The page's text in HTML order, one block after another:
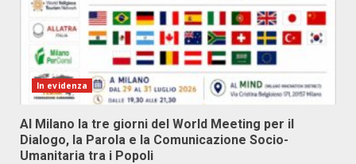
In evidenza
Al Milano la tre giorni del World Meeting per il
Dialogo, la Parola e la Comunicazione Socio-
Umanitaria tra i Popoli